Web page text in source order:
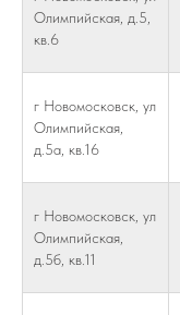
Олимпийская, д.5,
кв.6
г Новомосковск, ул
Олимпийская,
д.5а, кв.16
г Новомосковск, ул
Олимпийская,
д.5б, кв.11